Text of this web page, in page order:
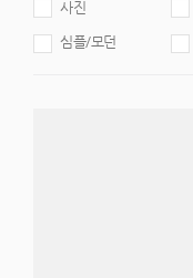
사진
심플/모던